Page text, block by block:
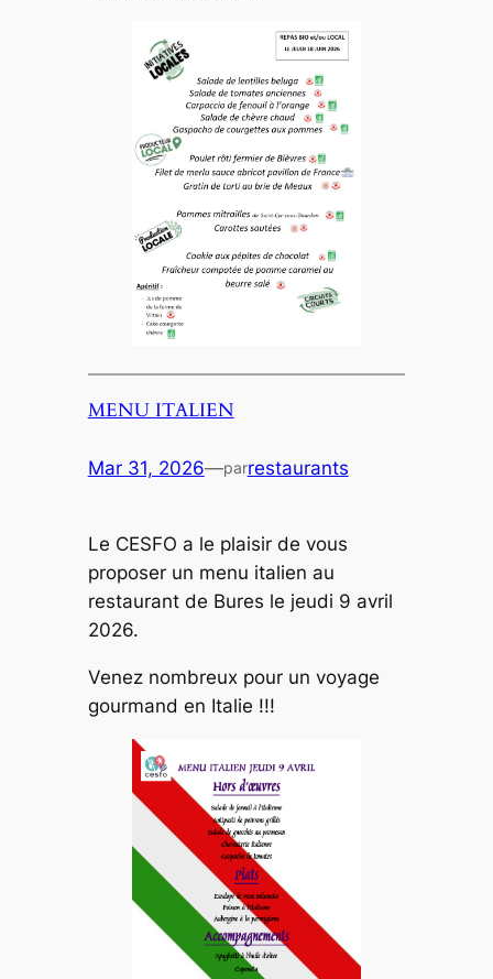
MENU ITALIEN
Mar 31, 2026—parrestaurants
Le CESFO a le plaisir de vous
proposer un menu italien au
restaurant de Bures le jeudi 9 avril
2026.
Venez nombreux pour un voyage
gourmand en Italie !!!